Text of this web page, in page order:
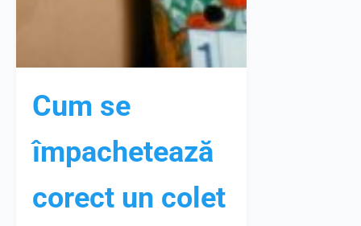
Cum se
împachetează
corect un colet